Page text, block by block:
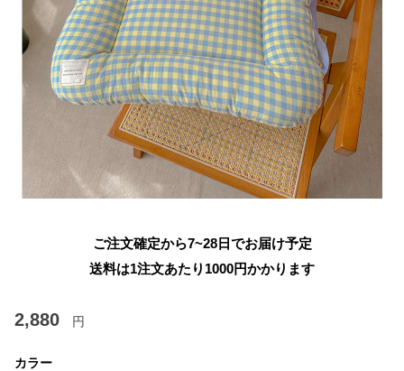
ご注文確定から7~28日でお届け予定
送料は1注文あたり 1000円かかります
2,880 円
カラー